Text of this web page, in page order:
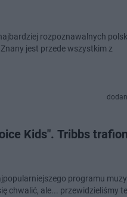
rozpoznawalnych
jest przede wszystkim z
Kids". Tribbs
programu
chwalić, ale... przewidzieliśmy